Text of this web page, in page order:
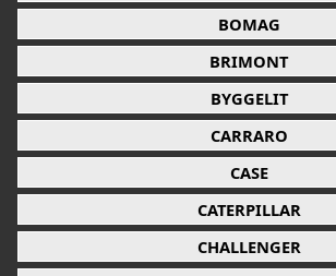
BOMAG
BRIMONT
BYGGELIT
CARRARO
CASE
CATERPILLAR
CHALLENGER